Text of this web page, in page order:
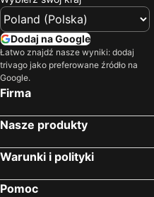
Dodaj na Google
Łatwo znajdź nasze wyniki: dodaj
trivago jako preferowane źródło na
Google.
Firma
Nasze produkty
Warunki i polityki
Pomoc